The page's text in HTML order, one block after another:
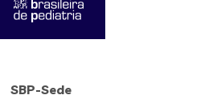
SBP-Sede